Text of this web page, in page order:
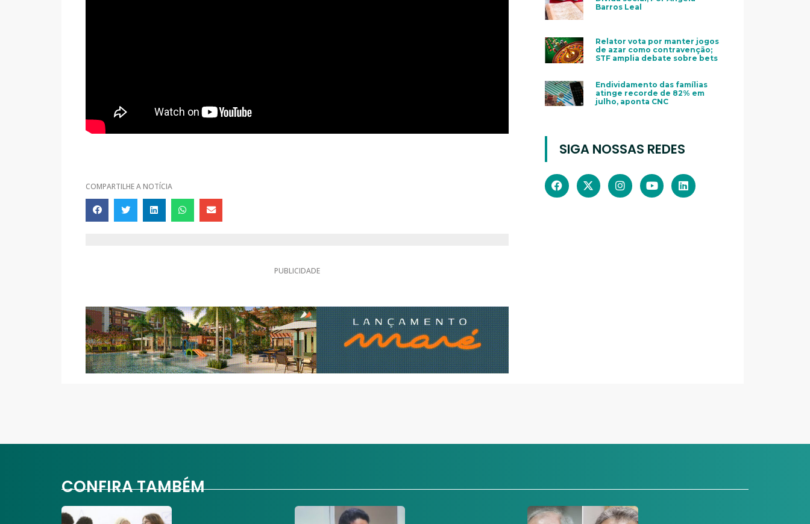
COMPARTILHE A NOTÍCIA
PUBLICIDADE
Barros Leal
Relator vota por manter jogos
de azar como contravenção;
STF amplia debate sobre bets
Endividamento das famílias
atinge recorde de 82% em
julho, aponta CNC
SIGA NOSSAS REDES
CONFIRA TAMBÉM